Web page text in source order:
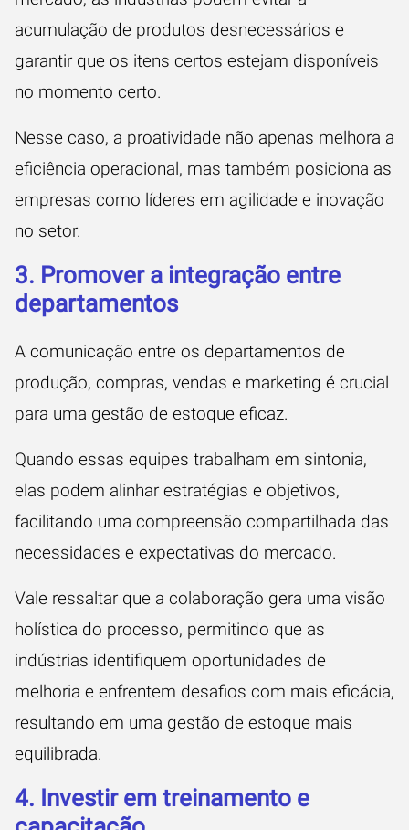
acumulação de produtos desnecessários e
garantir que os itens certos estejam disponíveis
no momento certo.
Nesse caso, a proatividade não apenas melhora a
eficiência operacional, mas também posiciona as
empresas como líderes em agilidade e inovação
no setor.
3. Promover a integração entre
departamentos
A comunicação entre os departamentos de
produção, compras, vendas e marketing é crucial
para uma gestão de estoque eficaz.
Quando essas equipes trabalham em sintonia,
elas podem alinhar estratégias e objetivos,
facilitando uma compreensão compartilhada das
necessidades e expectativas do mercado.
Vale ressaltar que a colaboração gera uma visão
holística do processo, permitindo que as
indústrias identifiquem oportunidades de
melhoria e enfrentem desafios com mais eficácia,
resultando em uma gestão de estoque mais
equilibrada.
4. Investir em treinamento e